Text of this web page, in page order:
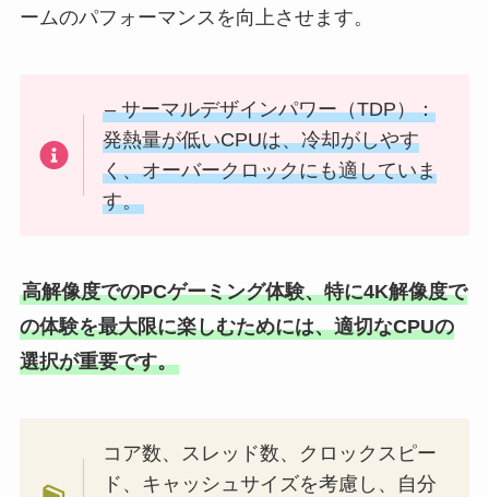
ームのパフォーマンスを向上させます。
– サーマルデザインパワー（TDP）：
発熱量が低いCPUは、冷却がしやす
く、オーバークロックにも適していま
す。
高解像度でのPCゲーミング体験、特に4K解像度で
の体験を最大限に楽しむためには、適切なCPUの
選択が重要です。
コア数、スレッド数、クロックスピー
ド、キャッシュサイズを考慮し、自分